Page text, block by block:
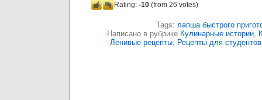
Rating: -10 (from 26 votes)
Tags: лапша быстрого
Написано в рубрике Кулинарные истории,
Ленивые рецепты, Рецепты для студентов